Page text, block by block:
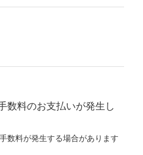
数料のお支払いが発生し
数料が発生する場合があります